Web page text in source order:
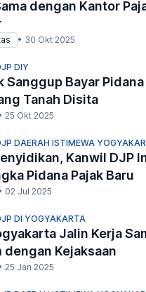
dengan Kantor
• 30 Okt 2025
DIY
Sanggup Bayar
Tanah Disita
25 Okt 2025
DAERAH ISTIMEWA
Kanwil DJP
Pidana Pajak Baru
02 Jul 2025
DI YOGYAKARTA
Jalin Kerja
dengan Kejaksaan
25 Jan 2025